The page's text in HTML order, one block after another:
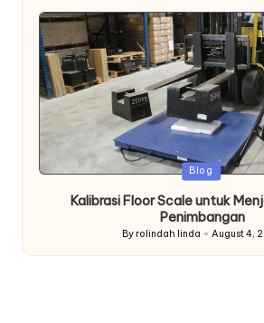
Posted
Blog
Kalibrasi Floor Scale untuk
Penimbangan
Posted
By rolindah linda August 4,